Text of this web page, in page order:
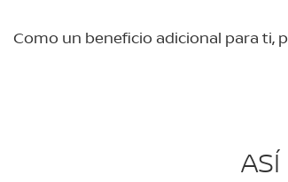
Como un beneficio adicional para ti,